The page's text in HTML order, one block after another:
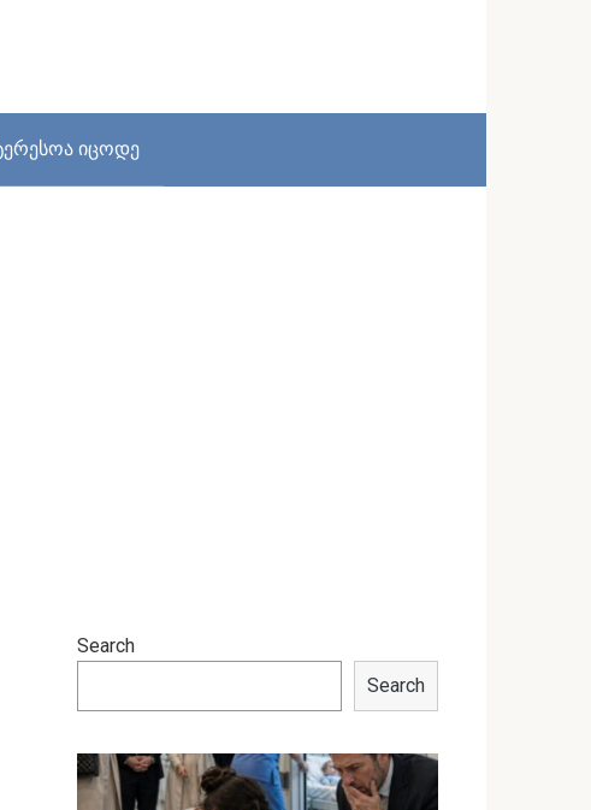
იცოდე
Search
Search